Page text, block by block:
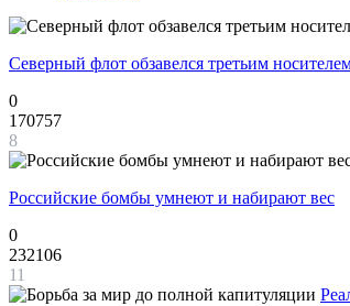
Северный флот обзавелся третьим
0
170757
8
Российские бомбы умнеют и набирают вес
0
232106
11